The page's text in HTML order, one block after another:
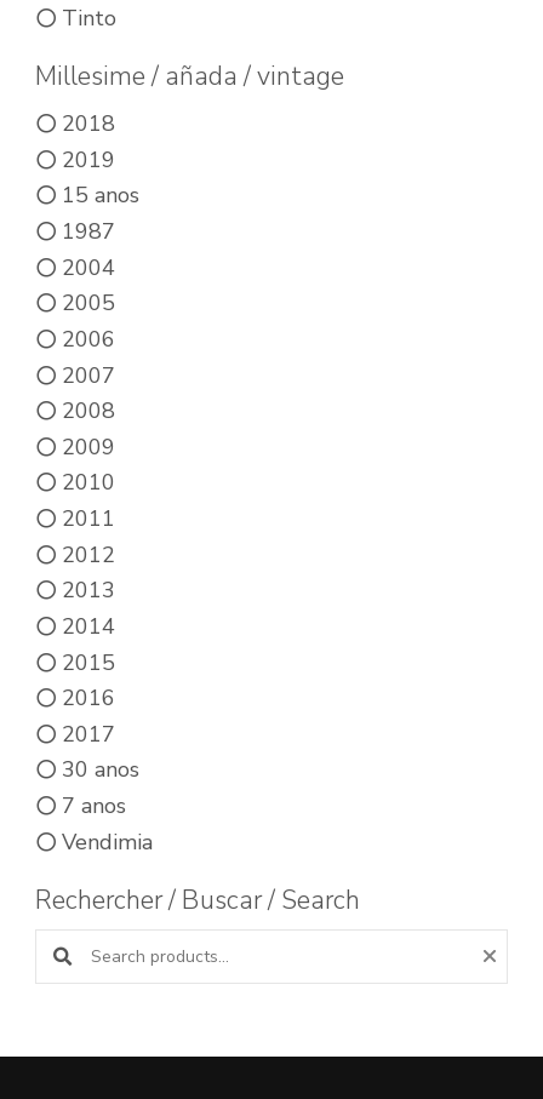
Tinto
Millesime / añada / vintage
2018
2019
15 anos
1987
2004
2005
2006
2007
2008
2009
2010
2011
2012
2013
2014
2015
2016
2017
30 anos
7 anos
Vendimia
Rechercher / Buscar / Search
Buscar productos: